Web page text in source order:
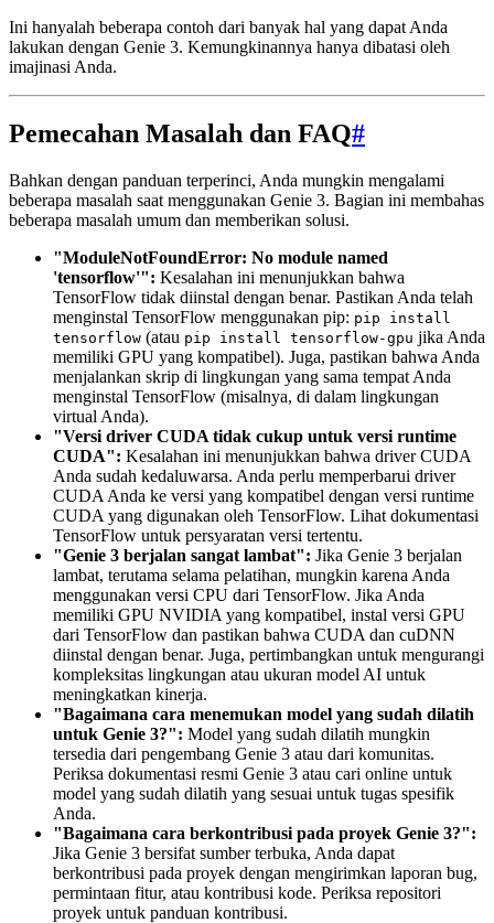
Ini hanyalah beberapa contoh dari banyak hal yang dapat Anda
lakukan dengan Genie 3. Kemungkinannya hanya dibatasi oleh
imajinasi Anda.
Pemecahan Masalah dan FAQ#
Bahkan dengan panduan terperinci, Anda mungkin mengalami
beberapa masalah saat menggunakan Genie 3. Bagian ini membahas
beberapa masalah umum dan memberikan solusi.
"ModuleNotFoundError: No module named
'tensorflow'": Kesalahan ini menunjukkan bahwa
TensorFlow tidak diinstal dengan benar. Pastikan Anda telah
menginstal TensorFlow menggunakan pip: pip install
tensorflow (atau pip install tensorflow-gpu jika Anda
memiliki GPU yang kompatibel). Juga, pastikan bahwa Anda
menjalankan skrip di lingkungan yang sama tempat Anda
menginstal TensorFlow (misalnya, di dalam lingkungan
virtual Anda).
"Versi driver CUDA tidak cukup untuk versi runtime
CUDA": Kesalahan ini menunjukkan bahwa driver CUDA
Anda sudah kedaluwarsa. Anda perlu memperbarui driver
CUDA Anda ke versi yang kompatibel dengan versi runtime
CUDA yang digunakan oleh TensorFlow. Lihat dokumentasi
TensorFlow untuk persyaratan versi tertentu.
"Genie 3 berjalan sangat lambat": Jika Genie 3 berjalan
lambat, terutama selama pelatihan, mungkin karena Anda
menggunakan versi CPU dari TensorFlow. Jika Anda
memiliki GPU NVIDIA yang kompatibel, instal versi GPU
dari TensorFlow dan pastikan bahwa CUDA dan cuDNN
diinstal dengan benar. Juga, pertimbangkan untuk mengurangi
kompleksitas lingkungan atau ukuran model AI untuk
meningkatkan kinerja.
"Bagaimana cara menemukan model yang sudah dilatih
untuk Genie 3?": Model yang sudah dilatih mungkin
tersedia dari pengembang Genie 3 atau dari komunitas.
Periksa dokumentasi resmi Genie 3 atau cari online untuk
model yang sudah dilatih yang sesuai untuk tugas spesifik
Anda.
"Bagaimana cara berkontribusi pada proyek Genie 3?":
Jika Genie 3 bersifat sumber terbuka, Anda dapat
berkontribusi pada proyek dengan mengirimkan laporan bug,
permintaan fitur, atau kontribusi kode. Periksa repositori
proyek untuk panduan kontribusi.